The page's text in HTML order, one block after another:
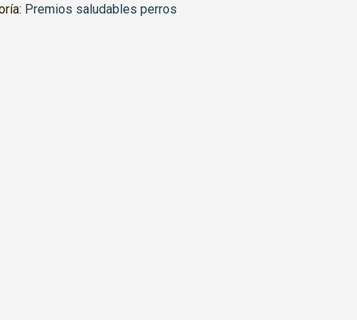
Premios saludables perros